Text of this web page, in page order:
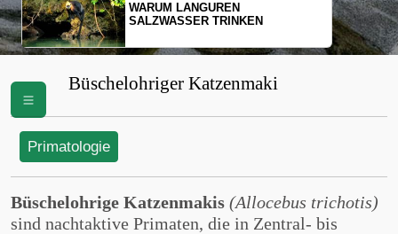
WARUM LANGUREN
SALZWASSER TRINKEN
Büschelohriger Katzenmaki
Primatologie
Büschelohrige Katzenmakis (Allocebus trichotis)
sind nachtaktive Primaten, die in Zentral- bis